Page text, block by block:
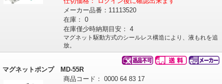
メーカー品番： 11113520
在庫： 0
在庫僅少時納期目安： 4
マグネット駆動方式のシールレス構造により、液もれを追
放。
マグネットポンプ MD-55R
商品コード： 0000 64 83 17